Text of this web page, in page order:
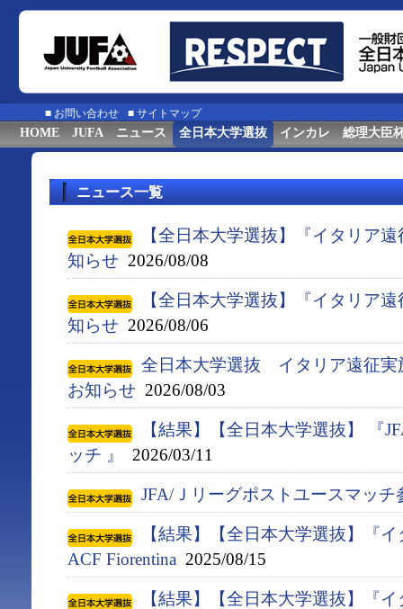
■ お問い合わせ ■ サイトマップ
HOME JUFA ニュース 全日本大学選抜 インカレ 総理大臣
ニュース一覧
【全日本大学選抜】『イタリア
知らせ 2026/08/08
【全日本大学選抜】『イタリア
知らせ 2026/08/06
全日本大学選抜 イタリア遠征実
お知らせ 2026/08/03
【結果】【全日本大学選抜】 『
ッチ 』
2026/03/11
JFA/Ｊリーグポストユースマッチ
【結果】【全日本大学選抜】『
ACF Fiorentina 2025/08/15
【結果】【全日本大学選抜】『